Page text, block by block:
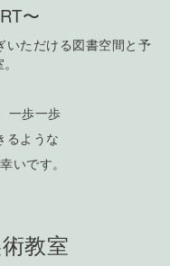
〜
いただける図書空間と予
一歩一歩
るような
いです。
教室